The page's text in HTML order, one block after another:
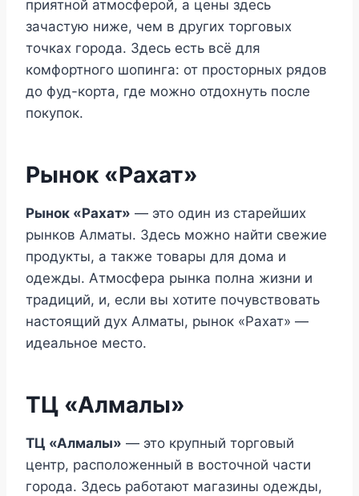
приятной атмосферой, а цены здесь
зачастую ниже, чем в других торговых
точках города. Здесь есть всё для
комфортного шопинга: от просторных рядов
до фуд-корта, где можно отдохнуть после
покупок.
Рынок «Рахат»
Рынок «Рахат» — это один из старейших
рынков Алматы. Здесь можно найти свежие
продукты, а также товары для дома и
одежды. Атмосфера рынка полна жизни и
традиций, и, если вы хотите почувствовать
настоящий дух Алматы, рынок «Рахат» —
идеальное место.
ТЦ «Алмалы»
ТЦ «Алмалы» — это крупный торговый
центр, расположенный в восточной части
города. Здесь работают магазины одежды,